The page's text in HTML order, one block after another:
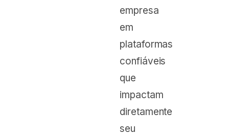
empresa
em
plataformas
confiáveis
que
impactam
diretamente
seu